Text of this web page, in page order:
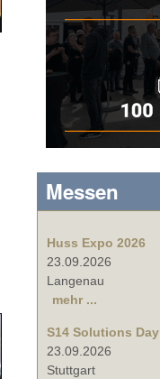
Messen
Huss Expo 2026
23.09.2026
Langenau
mehr ...
S14 Solutions Day
23.09.2026
Stuttgart